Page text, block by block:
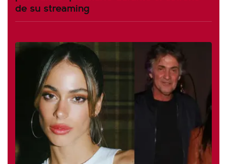
de su streaming